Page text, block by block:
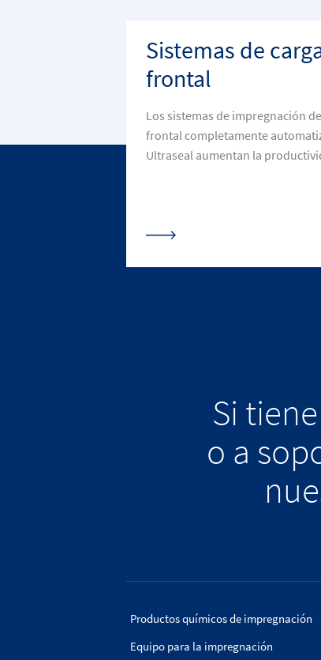
Sistemas de
frontal
Los sistemas de impregnación
frontal completamente
Ultraseal aumentan la
Si
o a
Productos químicos de impregnación
Equipo para la impregnación